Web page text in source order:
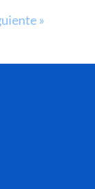
»